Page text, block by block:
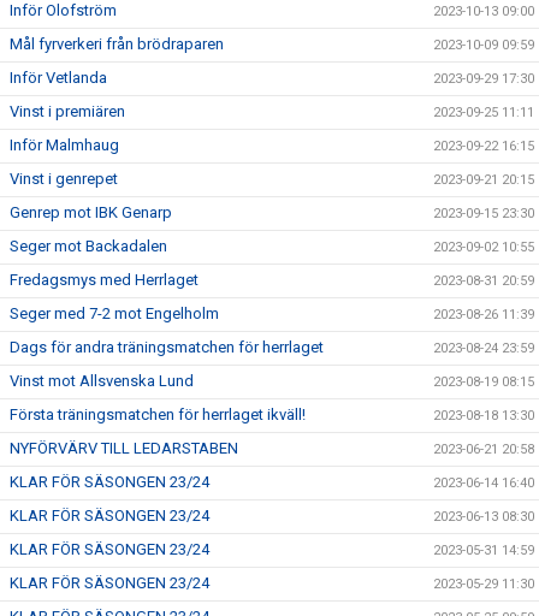
Inför Olofström 2023-10-13 09:00
Mål fyrverkeri från brödraparen 2023-10-09 09:59
Inför Vetlanda 2023-09-29 17:30
Vinst i premiären 2023-09-25 11:11
Inför Malmhaug 2023-09-22 16:15
Vinst i genrepet 2023-09-21 20:15
Genrep mot IBK Genarp 2023-09-15 23:30
Seger mot Backadalen 2023-09-02 10:55
Fredagsmys med Herrlaget 2023-08-31 20:59
Seger med 7-2 mot Engelholm 2023-08-26 11:39
Dags för andra träningsmatchen för herrlaget 2023-08-24 23:59
Vinst mot Allsvenska Lund 2023-08-19 08:15
Första träningsmatchen för herrlaget ikväll! 2023-08-18 13:30
NYFÖRVÄRV TILL LEDARSTABEN 2023-06-21 20:58
KLAR FÖR SÄSONGEN 23/24 2023-06-14 16:40
KLAR FÖR SÄSONGEN 23/24 2023-06-13 08:30
KLAR FÖR SÄSONGEN 23/24 2023-05-31 14:59
KLAR FÖR SÄSONGEN 23/24 2023-05-29 11:30